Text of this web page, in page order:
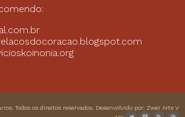
. Todos os direitos reservados. Desenvolvido por: Zwei Arts V